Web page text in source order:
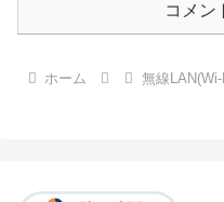
コメン
ホーム 無線